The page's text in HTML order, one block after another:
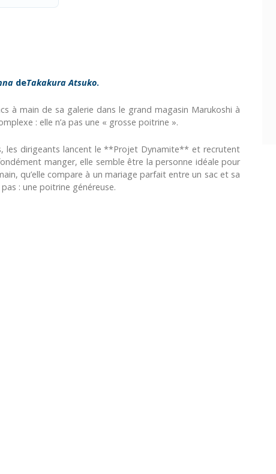
deTakakura Atsuko.
à main de sa galerie dans le grand magasin Marukoshi à
: elle n’a pas une « grosse poitrine ».
les dirigeants lancent le **Projet Dynamite** et recrutent
manger, elle semble être la personne idéale pour
qu’elle compare à un mariage parfait entre un sac et sa
: une poitrine généreuse.